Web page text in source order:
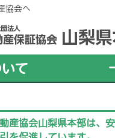
協会へ
産協会山梨県本部は、